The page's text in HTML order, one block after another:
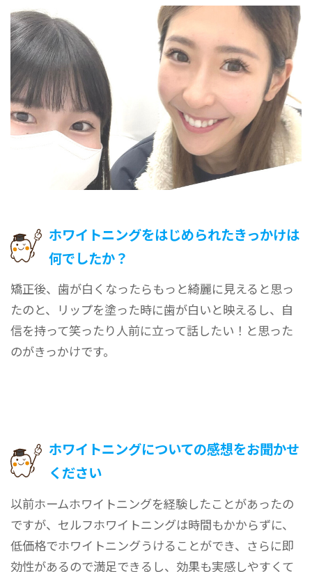
ホワイトニングをはじめられたきっかけは
何でしたか？
矯正後、歯が白くなったらもっと綺麗に見えると思っ
たのと、リップを塗った時に歯が白いと映えるし、自
信を持って笑ったり人前に立って話したい！と思った
のがきっかけです。
ホワイトニングについての感想をお聞かせ
ください
以前ホームホワイトニングを経験したことがあったの
ですが、セルフホワイトニングは時間もかからずに、
低価格でホワイトニングうけることができ、さらに即
効性があるので満足できるし、効果も実感しやすくて